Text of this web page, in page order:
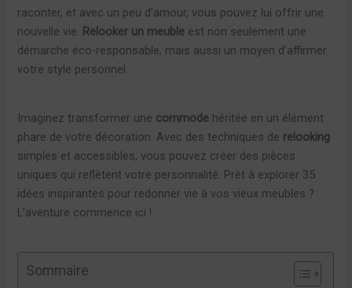
raconter, et avec un peu d’amour, vous pouvez lui offrir une
nouvelle vie. Relooker un meuble est non seulement une
démarche éco-responsable, mais aussi un moyen d’affirmer
votre style personnel.
Imaginez transformer une commode héritée en un élément
phare de votre décoration. Avec des techniques de relooking
simples et accessibles, vous pouvez créer des pièces
uniques qui reflètent votre personnalité. Prêt à explorer 35
idées inspirantes pour redonner vie à vos vieux meubles ?
L’aventure commence ici !
Sommaire